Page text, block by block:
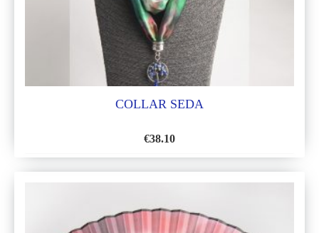
COLLAR SEDA
€38.10
A
LISTA